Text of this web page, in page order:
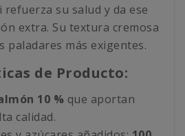
refuerza su salud y da ese
extra. Su textura cremosa
paladares más exigentes.
de Producto:
10 % que aportan
calidad.